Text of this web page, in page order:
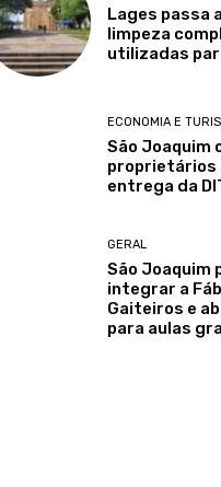
Lages passa
limpeza
utilizadas
ECONOMIA E
São Joaquim
proprietários
entrega da
GERAL
São Joaquim
integrar a
Gaiteiros e
para aulas